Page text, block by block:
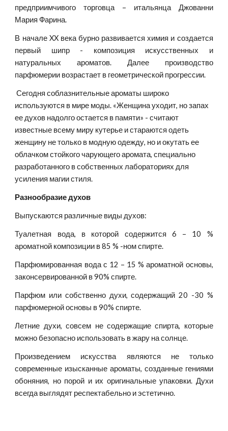
предприимчивого торговца – итальянца Джованни
Мария Фарина.
В начале XX века бурно развивается химия и создается
первый шипр - композиция искусственных и
натуральных ароматов. Далее производство
парфюмерии возрастает в геометрической прогрессии.
Сегодня соблазнительные ароматы широко
используются в мире моды. «Женщина уходит, но запах
ее духов надолго остается в памяти» - считают
известные всему миру кутерье и стараются одеть
женщину не только в модную одежду, но и окутать ее
облачком стойкого чарующего аромата, специально
разработанного в собственных лабораториях для
усиления магии стиля.
Разнообразие духов
Выпускаются различные виды духов:
Туалетная вода, в которой содержится 6 – 10 %
ароматной композиции в 85 % -ном спирте.
Парфюмированная вода с 12 – 15 % ароматной основы,
законсервированной в 90% спирте.
Парфюм или собственно духи, содержащий 20 -30 %
парфюмерной основы в 90% спирте.
Летние духи, совсем не содержащие спирта, которые
можно безопасно использовать в жару на солнце.
Произведением искусства являются не только
современные изысканные ароматы, созданные гениями
обоняния, но порой и их оригинальные упаковки. Духи
всегда выглядят респектабельно и эстетично.